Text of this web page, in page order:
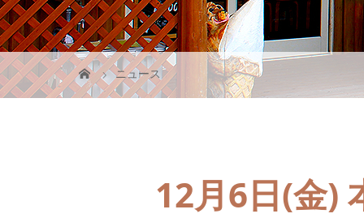
ニュース
12月6日(金)